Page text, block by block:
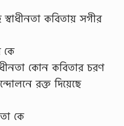
কবিতায় সগীর
কে
কোন কবিতার চরণ
রক্ত দিয়েছে
কে